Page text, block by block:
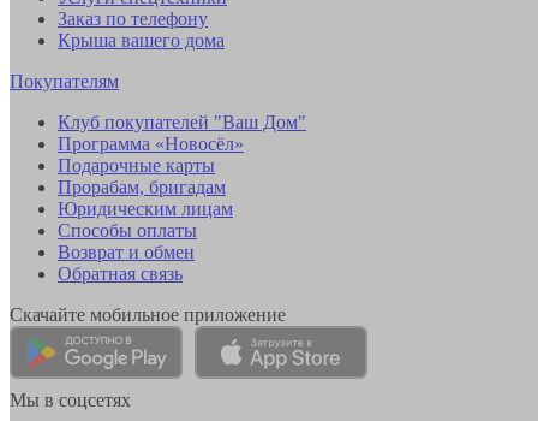
Заказ по телефону
Крыша вашего дома
Покупателям
Клуб покупателей "Ваш Дом"
Программа «Новосёл»
Подарочные карты
Прорабам, бригадам
Юридическим лицам
Способы оплаты
Возврат и обмен
Обратная связь
Скачайте мобильное приложение
Мы в соцсетях